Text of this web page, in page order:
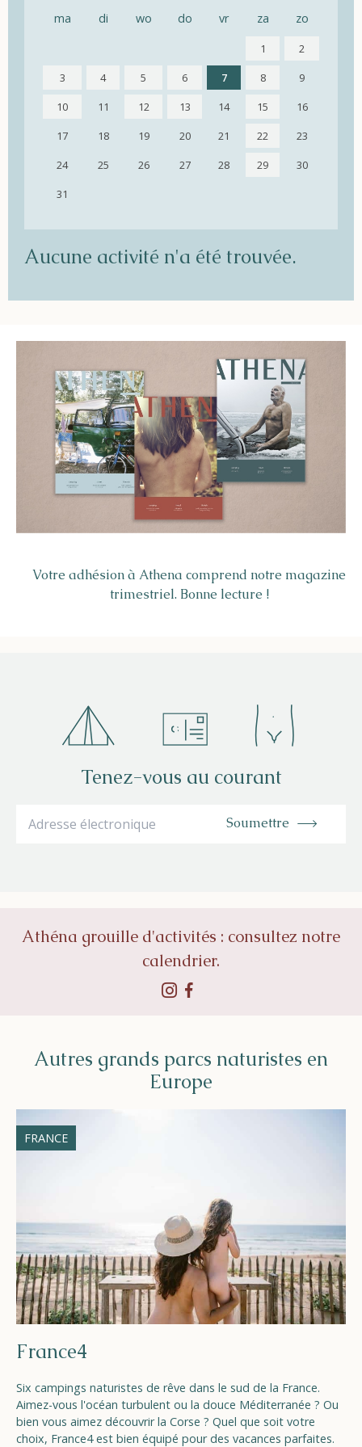
ma di wo do vr za zo
1
2
3
4 5 6 7 8
9
10
11 12 13 14 15
16
17
18 19 20 21 22
23
24
25 26 27 28 29
30
31
Aucune activité n'a été trouvée.
Votre adhésion à Athena comprend notre magazine
trimestriel. Bonne lecture !
Tenez-vous au courant
Soumettre
Athéna grouille d'activités : consultez notre
calendrier.
Autres grands parcs naturistes en
Europe
FRANCE
France4
Six campings naturistes de rêve dans le sud de la France.
Aimez-vous l'océan turbulent ou la douce Méditerranée ? Ou
bien vous aimez découvrir la Corse ? Quel que soit votre
choix, France4 est bien équipé pour des vacances parfaites.